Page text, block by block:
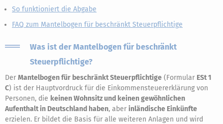
So funktioniert die Abgabe
FAQ zum Mantelbogen für beschränkt Steuerpflichtige
Was ist der Mantelbogen für beschränkt
Steuerpflichtige?
Der Mantelbogen für beschränkt Steuerpflichtige (Formular ESt 1
C) ist der Hauptvordruck für die Einkommensteuererklärung von
Personen, die keinen Wohnsitz und keinen gewöhnlichen
Aufenthalt in Deutschland haben, aber inländische Einkünfte
erzielen. Er bildet die Basis für alle weiteren Anlagen und wird